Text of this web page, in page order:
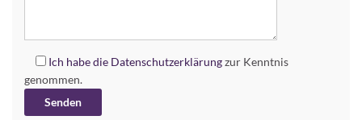
Ich habe die Datenschutzerklärungzur Kenntnis
genommen.